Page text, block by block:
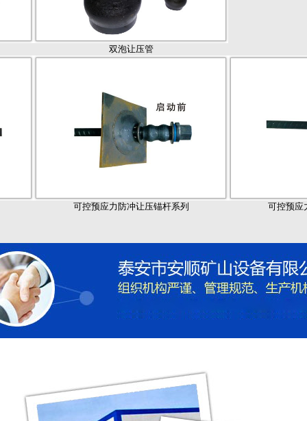
双泡让压管
可控预应力防冲让压锚杆系列 可控预应力防冲让